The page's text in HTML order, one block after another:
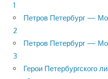
1
Петров Петербург —
2
Петров Петербург —
3
Герои Петербургского